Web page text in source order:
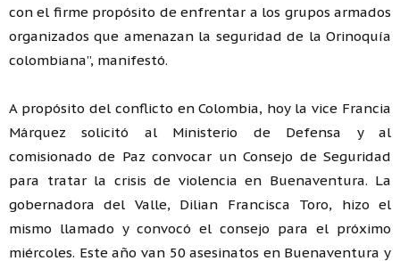
con el firme propósito de enfrentar a los grupos armados
organizados que amenazan la seguridad de la Orinoquía
colombiana”, manifestó.
A propósito del conflicto en Colombia, hoy la vice Francia
Márquez solicitó al Ministerio de Defensa y al
comisionado de Paz convocar un Consejo de Seguridad
para tratar la crisis de violencia en Buenaventura. La
gobernadora del Valle, Dilian Francisca Toro, hizo el
mismo llamado y convocó el consejo para el próximo
miércoles. Este año van 50 asesinatos en Buenaventura y